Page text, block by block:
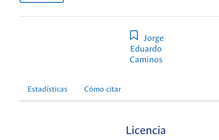
Jorge
Eduardo
Caminos
Estadísticas Cómo citar
Licencia